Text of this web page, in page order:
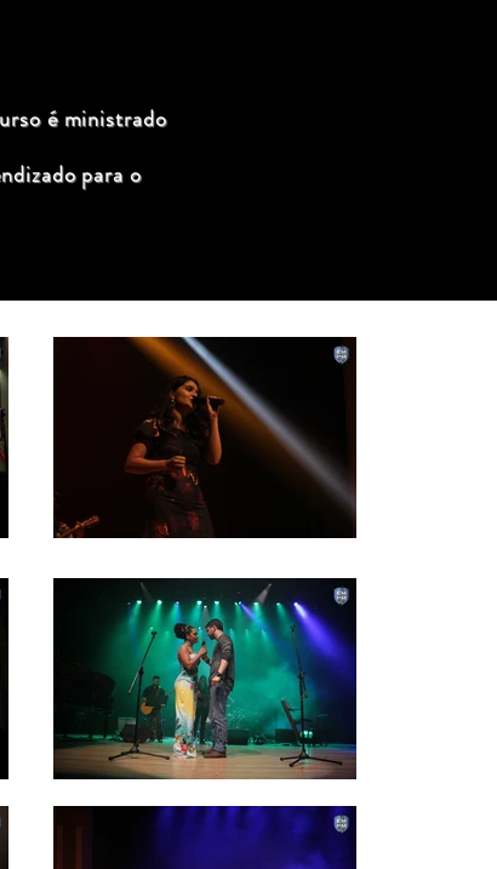
é ministrado
para o